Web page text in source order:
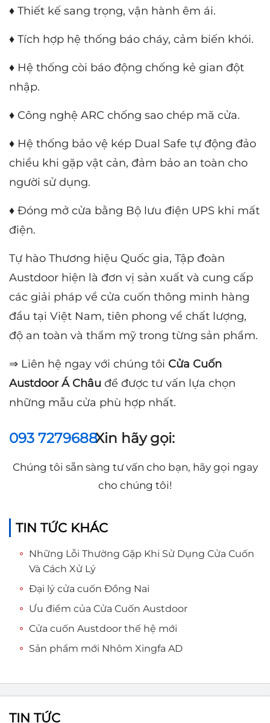
♦ Thiết kế sang trọng, vận hành êm ái.
♦ Tích hợp hệ thống báo cháy, cảm biến khói.
♦ Hệ thống còi báo động chống kẻ gian đột
nhập.
♦ Công nghệ ARC chống sao chép mã cửa.
♦ Hệ thống bảo vệ kép Dual Safe tự động đảo
chiều khi gặp vật cản, đảm bảo an toàn cho
người sử dụng.
♦ Đóng mở cửa bằng Bộ lưu điện UPS khi mất
điện.
Tự hào Thương hiệu Quốc gia, Tập đoàn
Austdoor hiện là đơn vị sản xuất và cung cấp
các giải pháp về cửa cuốn thông minh hàng
đầu tại Việt Nam, tiên phong về chất lượng,
độ an toàn và thẩm mỹ trong từng sản phẩm.
⇒ Liên hệ ngay với chúng tôi Cửa Cuốn
Austdoor Á Châu để được tư vấn lựa chọn
những mẫu cửa phù hợp nhất.
Xin hãy gọi:
093 7279688
Chúng tôi sẵn sàng tư vấn cho bạn, hãy gọi ngay
cho chúng tôi!
TIN TỨC KHÁC
Những Lỗi Thường Gặp Khi Sử Dụng Cửa Cuốn
Và Cách Xử Lý
Đại lý cửa cuốn Đồng Nai
Ưu điểm của Cửa Cuốn Austdoor
Cửa cuốn Austdoor thế hệ mới
Sản phẩm mới Nhôm Xingfa AD
TIN TỨC